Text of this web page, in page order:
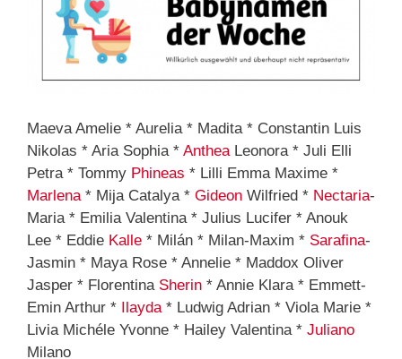
Maeva Amelie * Aurelia * Madita * Constantin Luis
Nikolas * Aria Sophia * AntheaLeonora * Juli Elli
Petra * Tommy Phineas * Lilli Emma Maxime *
Marlena* Mija Catalya * Gideon Wilfried * Nectaria-
Maria * Emilia Valentina * Julius Lucifer * Anouk
Lee * Eddie Kalle * Milán * Milan-Maxim * Sarafina-
Jasmin * Maya Rose * Annelie * Maddox Oliver
Jasper * Florentina Sherin * Annie Klara * Emmett-
Emin Arthur *
Ilayda* Ludwig Adrian * Viola Marie *
Livia Michéle Yvonne * Hailey Valentina * Juliano
Milano